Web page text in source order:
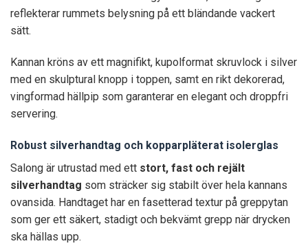
reflekterar rummets belysning på ett bländande vackert
sätt.
Kannan kröns av ett magnifikt, kupolformat skruvlock i silver
med en skulptural knopp i toppen, samt en rikt dekorerad,
vingformad hällpip som garanterar en elegant och droppfri
servering.
Robust silverhandtag och kopparpläterat isolerglas
Salong är utrustad med ett stort, fast och rejält
silverhandtag som sträcker sig stabilt över hela kannans
ovansida. Handtaget har en fasetterad textur på greppytan
som ger ett säkert, stadigt och bekvämt grepp när drycken
ska hällas upp.